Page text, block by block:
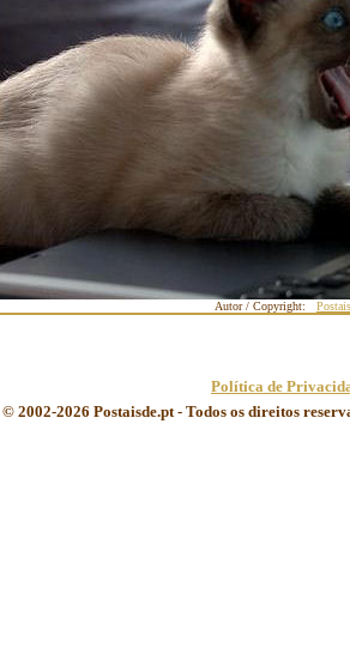
Autor / Copyright:
Política de
© 2002-2026 Postaisde.pt - Todos os direitos